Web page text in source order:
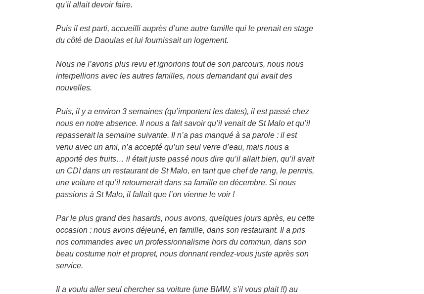
qu’il allait devoir faire.
Puis il est parti, accueilli auprès d’une autre famille qui le prenait en stage
du côté de Daoulas et lui fournissait un logement.
Nous ne l’avons plus revu et ignorions tout de son parcours, nous nous
interpellions avec les autres familles, nous demandant qui avait des
nouvelles.
Puis, il y a environ 3 semaines (qu’importent les dates), il est passé chez
nous en notre absence. Il nous a fait savoir qu’il venait de St Malo et qu’il
repasserait la semaine suivante. Il n’a pas manqué à sa parole : il est
venu avec un ami, n’a accepté qu’un seul verre d’eau, mais nous a
apporté des fruits… il était juste passé nous dire qu’il allait bien, qu’il avait
un CDI dans un restaurant de St Malo, en tant que chef de rang, le permis,
une voiture et qu’il retournerait dans sa famille en décembre. Si nous
passions à St Malo, il fallait que l’on vienne le voir !
Par le plus grand des hasards, nous avons, quelques jours après, eu cette
occasion : nous avons déjeuné, en famille, dans son restaurant. Il a pris
nos commandes avec un professionnalisme hors du commun, dans son
beau costume noir et propret, nous donnant rendez-vous juste après son
service.
Il a voulu aller seul chercher sa voiture (une BMW, s’il vous plait !!) au